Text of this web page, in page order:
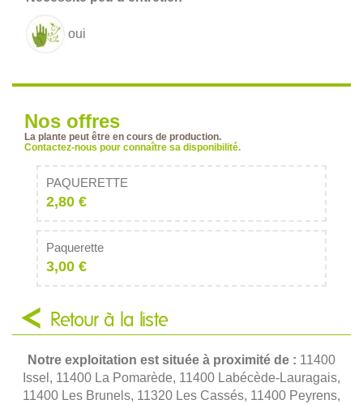
oui
Nos offres
La plante peut être en cours de production.
Contactez-nous pour connaître sa disponibilité.
PAQUERETTE
2,80 €
Paquerette
3,00 €
Retour à la liste
Notre exploitation est située à proximité de : 11400
Issel, 11400 La Pomarède, 11400 Labécède-Lauragais,
11400 Les Brunels, 11320 Les Cassés, 11400 Peyrens,